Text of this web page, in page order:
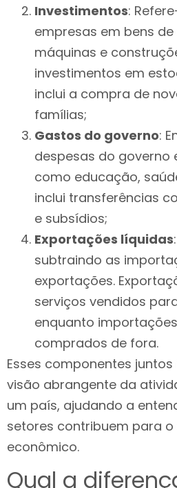
Investimentos:
empresas em bens
máquinas e
investimentos em
inclui a compra de
famílias;
Gastos do governo:
despesas do governo
como educação,
inclui transferências
e subsídios;
Exportações líquidas
subtraindo as
exportações.
serviços vendidos
enquanto
comprados de fora.
Esses componentes
visão abrangente da
um país, ajudando a
setores contribuem para
econômico.
Qual a